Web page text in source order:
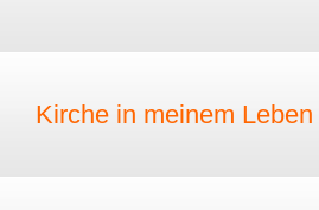
Kirche in meinem